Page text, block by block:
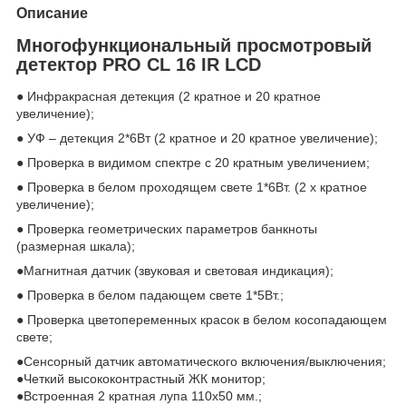
Описание
Многофункциональный просмотровый
детектор PRO CL 16 IR LCD
● Инфракрасная детекция (2 кратное и 20 кратное
увеличение);
● УФ – детекция 2*6Вт (2 кратное и 20 кратное увеличение);
● Проверка в видимом спектре с 20 кратным увеличением;
● Проверка в белом проходящем свете 1*6Вт. (2 х кратное
увеличение);
● Проверка геометрических параметров банкноты
(размерная шкала);
●Магнитная датчик (звуковая и световая индикация);
● Проверка в белом падающем свете 1*5Вт.;
● Проверка цветопеременных красок в белом косопадающем
свете;
●Сенсорный датчик автоматического включения/выключения;
●Четкий высококонтрастный ЖК монитор;
●Встроенная 2 кратная лупа 110х50 мм.;